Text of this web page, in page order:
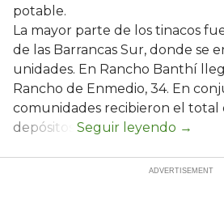
potable.
La mayor parte de los tinacos
de las Barrancas Sur, donde se
unidades. En Rancho Banthí
Rancho de Enmedio, 34. En
comunidades recibieron el total
depósitos.